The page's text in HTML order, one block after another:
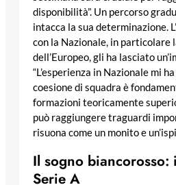
disponibilità”. Un percorso
intacca la sua determinazione.
con la Nazionale, in particolare
dell’Europeo, gli ha lasciato
“L’esperienza in Nazionale mi
coesione di squadra è
formazioni teoricamente
può raggiungere traguardi
risuona come un monito e
Il sogno
Serie A